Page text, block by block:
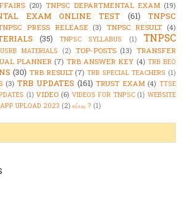
(20) TNPSC DEPARTMENTAL EXAM (19)
EXAM ONLINE TEST (61)
TNPSC
PRESS RELEASE (3) TNPSC RESULT (4)
(35) TNPSC SYLLABUS (1)
TNPSC
MATERIALS (2) TOP-POSTS (13) TRANSFER
PLANNER (7) TRB ANSWER KEY (4) TRB BEO
(30) TRB RESULT (7) TRB SPECIAL TEACHERS (1)
(3) TRB UPDATES (161) TRUST EXAM (4) TTSE
(1) VIDEO (6) VIDEOS FOR TNPSC (1) WEBSITE
UPLOAD 2023 (2) எப்படி ? (1)